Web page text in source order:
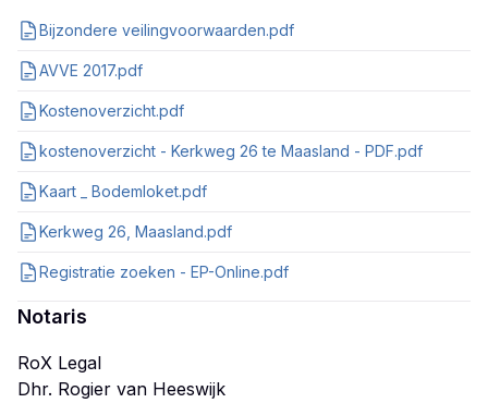
Bijzondere veilingvoorwaarden.pdf
AVVE 2017.pdf
Kostenoverzicht.pdf
kostenoverzicht - Kerkweg 26 te Maasland - PDF.pdf
Kaart _ Bodemloket.pdf
Kerkweg 26, Maasland.pdf
Registratie zoeken - EP-Online.pdf
Notaris
RoX Legal
Dhr. Rogier van Heeswijk